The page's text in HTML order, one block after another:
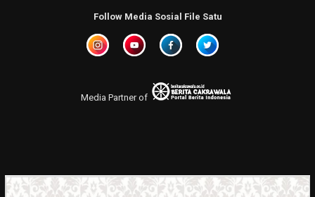
Follow Media Sosial File Satu
Media Partner of